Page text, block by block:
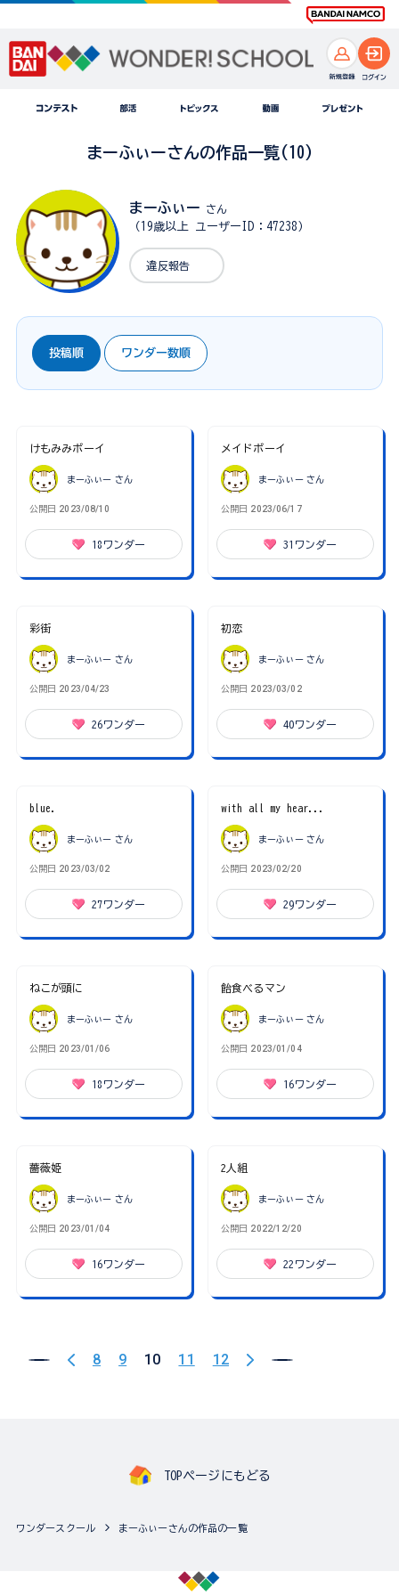
まーふぃーさんの作品一覧(10)
まーふぃー さん
（19歳以上 ユーザーID：47238）
違反報告
投稿順 ワンダー数順
けもみみボーイ
まーふぃー さん
公開日 2023/08/10
18 ワンダー
メイドボーイ
まーふぃー さん
公開日 2023/06/17
31 ワンダー
彩街
まーふぃー さん
公開日 2023/04/23
26ワンダー
初恋
まーふぃー さん
公開日 2023/03/02
40ワンダー
blue.
まーふぃー さん
公開日 2023/03/02
27ワンダー
with all my hear...
まーふぃー さん
公開日 2023/02/20
29ワンダー
ねこが頭に
まーふぃー さん
公開日 2023/01/06
18 ワンダー
飴食べるマン
まーふぃー さん
公開日 2023/01/04
16ワンダー
薔薇姫
まーふぃー さん
公開日 2023/01/04
16ワンダー
2人組
まーふぃー さん
公開日 2022/12/20
22 ワンダー
8 9 10 11 12
TOPページにもどる
ワンダースクール まーふぃーさんの作品の一覧